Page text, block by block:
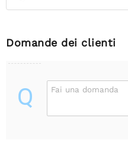
Domande dei clienti
Q Fai una domanda